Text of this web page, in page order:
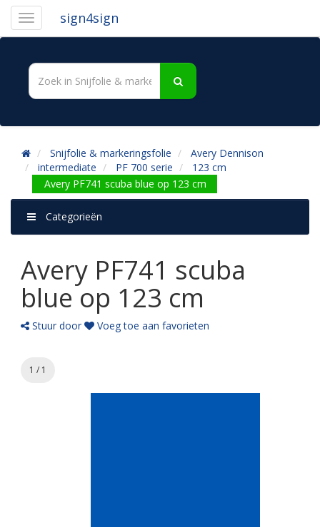
sign4sign
Snijfolie & markeringsfolie
Avery Dennison
intermediate
PF 700 serie
123 cm
Avery PF741 scuba blue op 123 cm
Categorieën
Avery PF741 scuba
blue op 123 cm
Stuur door Voeg toe aan favorieten
1 / 1